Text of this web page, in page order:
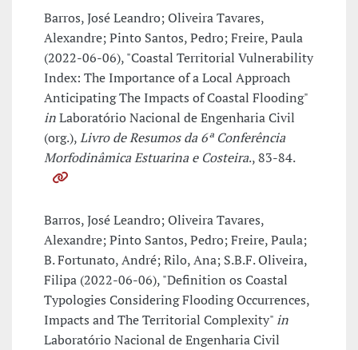
Barros, José Leandro; Oliveira Tavares,
Alexandre; Pinto Santos, Pedro; Freire, Paula
(2022-06-06), "Coastal Territorial Vulnerability
Index: The Importance of a Local Approach
Anticipating The Impacts of Coastal Flooding"
inLaboratório Nacional de Engenharia Civil
(org.),Livro de Resumos da 6ª Conferência
Morfodinâmica Estuarina e Costeira., 83-84.
Barros, José Leandro; Oliveira Tavares,
Alexandre; Pinto Santos, Pedro; Freire, Paula;
B. Fortunato, André; Rilo, Ana; S.B.F. Oliveira,
Filipa (2022-06-06), "Definition os Coastal
Typologies Considering Flooding Occurrences,
Impacts and The Territorial Complexity"in
Laboratório Nacional de Engenharia Civil